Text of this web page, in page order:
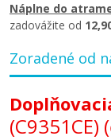
Náplne do
zadovážite od
Zoradené od
(C9351CE)